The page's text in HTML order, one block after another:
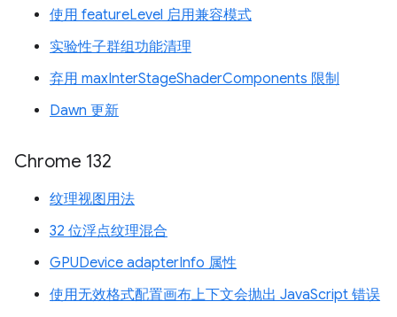
使用 featureLevel 启用兼容模式
实验性子群组功能清理
弃用 maxInterStageShaderComponents 限制
Dawn 更新
Chrome 132
纹理视图用法
32 位浮点纹理混合
GPUDevice adapterInfo 属性
使用无效格式配置画布上下文会抛出 JavaScript 错误